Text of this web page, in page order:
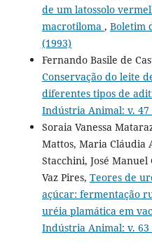
de um latossolo
macrotiloma , Boletim
(1993)
Fernando Basile de
Conservação do leite
diferentes tipos de
Indústria Animal: v. 47
Soraia Vanessa
Mattos, Maria Cláudia
Stacchini, José
Vaz Pires, Teores de
açúcar: fermentação
uréia plamática em
Indústria Animal: v. 63